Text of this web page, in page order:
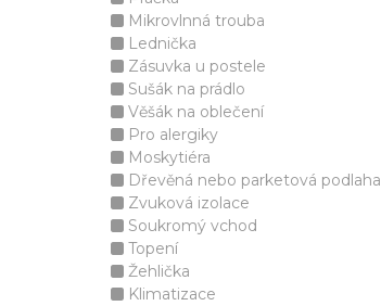
Mikrovlnná trouba
Lednička
Zásuvka u postele
Sušák na prádlo
Věšák na oblečení
Pro alergiky
Moskytiéra
Dřevěná nebo parketová podlaha
Zvuková izolace
Soukromý vchod
Topení
Žehlička
Klimatizace